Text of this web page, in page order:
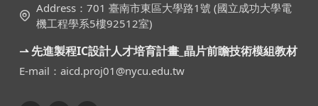
Address：701 臺南市東區大學路1號 (國立成功大學電
機工程學系5樓92512室)
⇀ 先進製程IC設計人才培育計畫_晶片前瞻技術模組教材
E-mail：aicd.proj01@nycu.edu.tw